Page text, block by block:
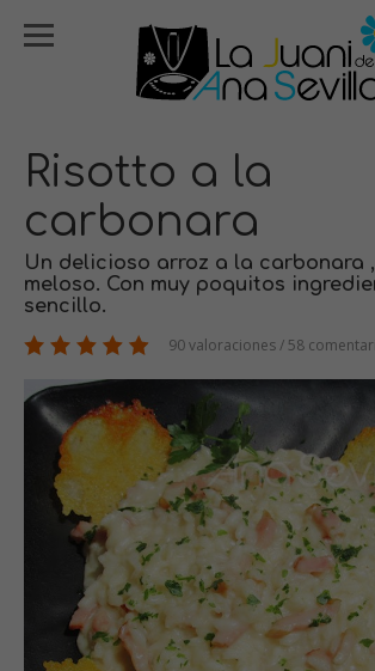
Risotto a la
carbonara
Un delicioso arroz a la carbonara
meloso. Con muy poquitos
sencillo.
90 valoraciones / 58